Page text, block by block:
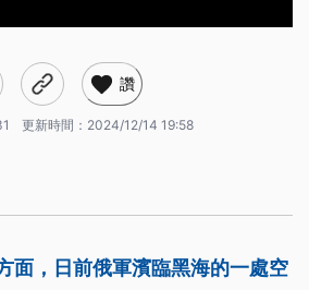
讚
更新時間： 2024/12/14 19:58
面，日前俄軍濱臨黑海的一處空